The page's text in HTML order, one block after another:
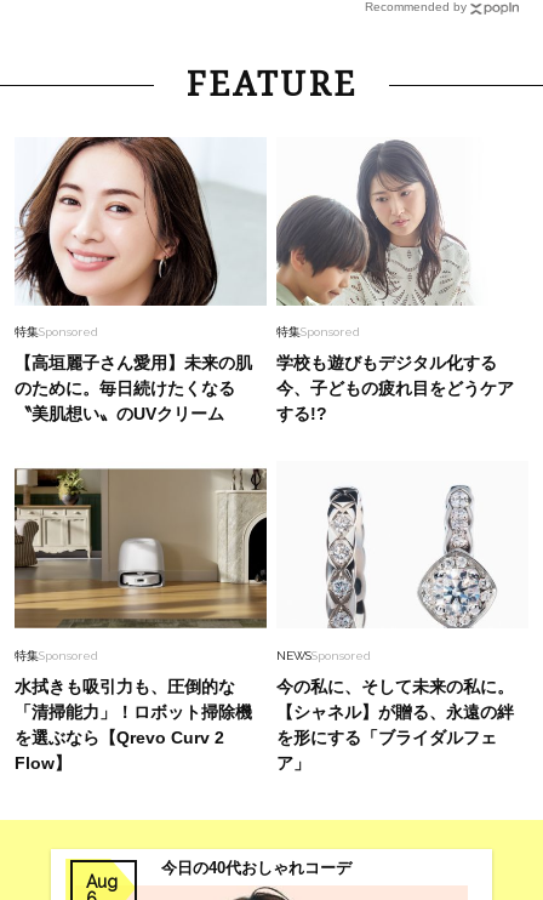
Fashion 2026.4.28
マシュマロ体型が“可愛く盛れる”【名品セットア
Fashion
大人にハマる「韓国ブランドアイテム」を6名様
にプレゼント！
【40代夏コーデ】薄着でも地味見えしない！大
人が自信を持てる華やか服〈15選〉
「なぜ今こんなに色っぽい？」47歳・アルピー
平子祐希が放つ“大人の色気”の正体とは
Fashion 2025.8.21
流行りの「キャラトップス」を、40代がオシャ
レに着るには？＜読者スナップ3選＞
Recommended by
FEATURE
特集Sponsored
【高垣麗子さん愛用】未来の肌
のために。毎日続けたくなる
〝美肌想い〟のUVクリーム
特集Sponsored
学校も遊びもデジタル化する
今、子どもの疲れ目をどうケア
する!?
特集Sponsored
水拭きも吸引力も、圧倒的な
「清掃能力」！ロボット掃除機
を選ぶなら【Qrevo Curv 2
Flow】
NEWSSponsored
今の私に、そして未来の私に。
【シャネル】が贈る、永遠の絆
を形にする「ブライダルフェ
ア」
Aug
今日の40代おしゃれコーデ